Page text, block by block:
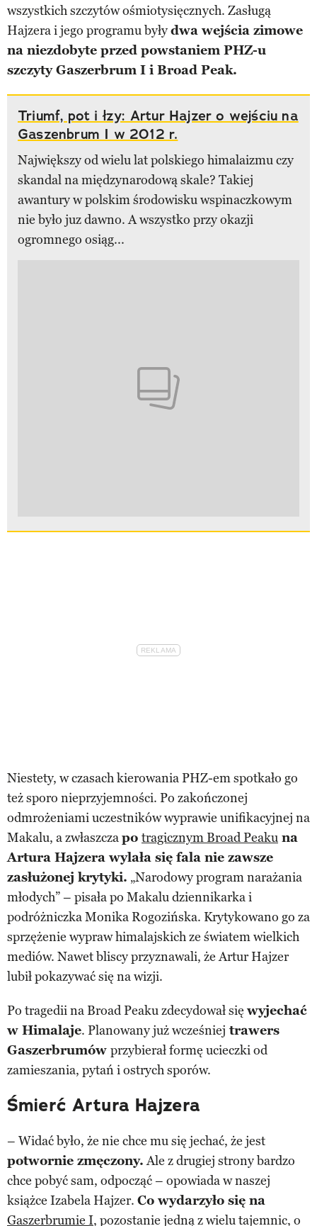
wszystkich szczytów ośmiotysięcznych. Zasługą
Hajzera i jego programu byłydwa wejścia zimowe
na niezdobyte przed powstaniem PHZ-u
szczyty Gaszerbrum I i Broad Peak.
Triumf, pot i łzy: Artur Hajzer o wejściu na
Gaszenbrum I w 2012 r.
Największy od wielu lat polskiego himalaizmu czy
skandal na międzynarodową skale? Takiej
awantury w polskim środowisku wspinaczkowym
nie było juz dawno. A wszystko przy okazji
ogromnego osiąg...
Niestety, w czasach kierowania PHZ-em spotkało go
też sporo nieprzyjemności. Po zakończonej
odmrożeniami uczestników wyprawie unifikacyjnej na
Makalu, a zwłaszczapo tragicznym Broad Peaku na
Artura Hajzera wylała się fala nie zawsze
zasłużonej krytyki. „Narodowy program narażania
młodych” – pisała po Makalu dziennikarka i
podróżniczka Monika Rogozińska. Krytykowano go za
sprzężenie wypraw himalajskich ze światem wielkich
mediów. Nawet bliscy przyznawali, że Artur Hajzer
lubił pokazywać się na wizji.
Po tragedii na Broad Peaku zdecydował się wyjechać
w Himalaje. Planowany już wcześniej trawers
Gaszerbrumów przybierał formę ucieczki od
zamieszania, pytań i ostrych sporów.
Śmierć Artura Hajzera
– Widać było, że nie chce mu się jechać, że jest
potwornie zmęczony.Ale z drugiej strony bardzo
chce pobyć sam, odpocząć – opowiada w naszej
książce Izabela Hajzer. Co wydarzyło się na
Gaszerbrumie I, pozostanie jedną z wielu tajemnic, o